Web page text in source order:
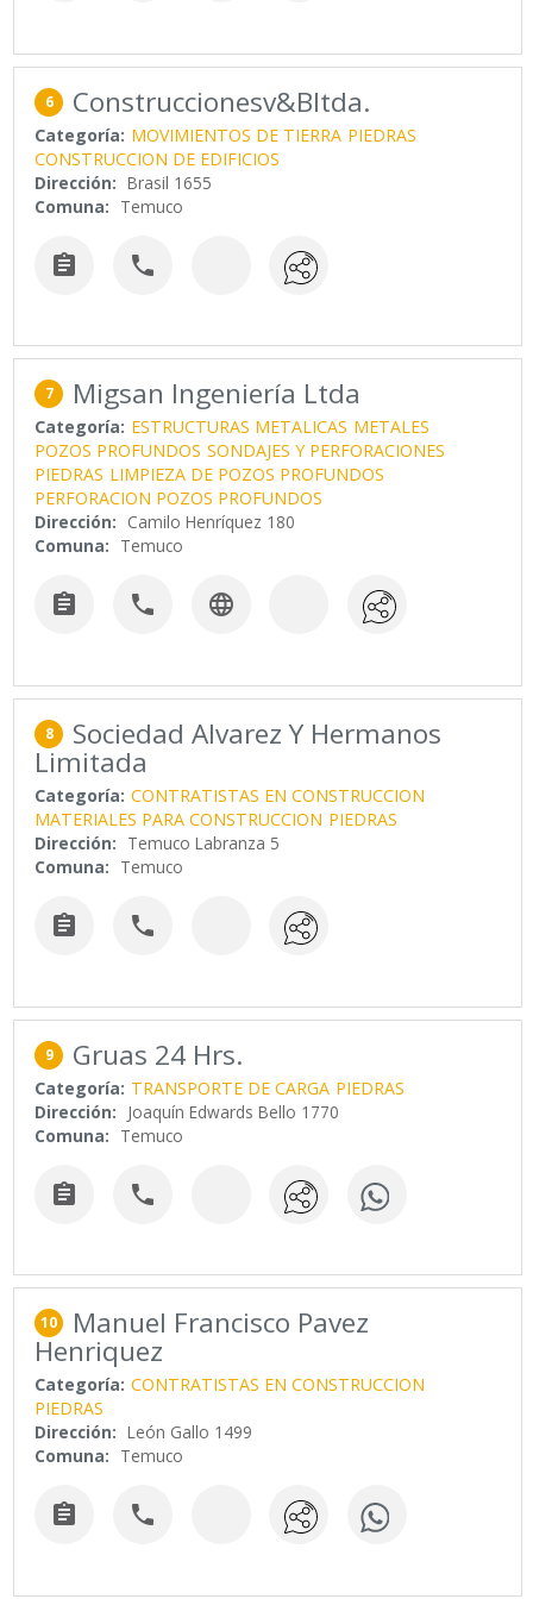
6 Construccionesv&Bltda.
Categoría: MOVIMIENTOS DE TIERRA PIEDRAS
CONSTRUCCION DE EDIFICIOS
Dirección: Brasil 1655
Comuna: Temuco
 
7 Migsan Ingeniería Ltda
Categoría: ESTRUCTURAS METALICAS METALES
POZOS PROFUNDOS SONDAJES Y PERFORACIONES
PIEDRAS LIMPIEZA DE POZOS PROFUNDOS
PERFORACION POZOS PROFUNDOS
Dirección: Camilo Henríquez 180
Comuna: Temuco
  
8 Sociedad Alvarez Y Hermanos
Limitada
Categoría: CONTRATISTAS EN CONSTRUCCION
MATERIALES PARA CONSTRUCCION PIEDRAS
Dirección: Temuco Labranza 5
Comuna: Temuco
 
9 Gruas 24 Hrs.
Categoría: TRANSPORTE DE CARGA PIEDRAS
Dirección: Joaquín Edwards Bello 1770
Comuna: Temuco
 
10 Manuel Francisco Pavez
Henriquez
Categoría: CONTRATISTAS EN CONSTRUCCION
PIEDRAS
Dirección: León Gallo 1499
Comuna: Temuco
 